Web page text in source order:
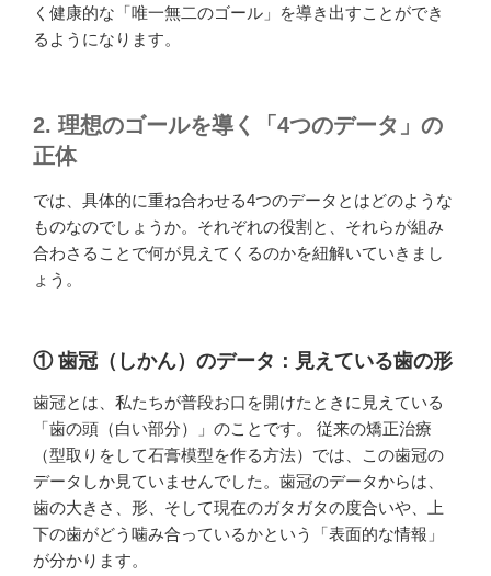
く健康的な「唯一無二のゴール」を導き出すことができ
るようになります。
2. 理想のゴールを導く「4つのデータ」の
正体
では、具体的に重ね合わせる4つのデータとはどのような
ものなのでしょうか。それぞれの役割と、それらが組み
合わさることで何が見えてくるのかを紐解いていきまし
ょう。
① 歯冠（しかん）のデータ：見えている歯の形
歯冠とは、私たちが普段お口を開けたときに見えている
「歯の頭（白い部分）」のことです。 従来の矯正治療
（型取りをして石膏模型を作る方法）では、この歯冠の
データしか見ていませんでした。歯冠のデータからは、
歯の大きさ、形、そして現在のガタガタの度合いや、上
下の歯がどう噛み合っているかという「表面的な情報」
が分かります。